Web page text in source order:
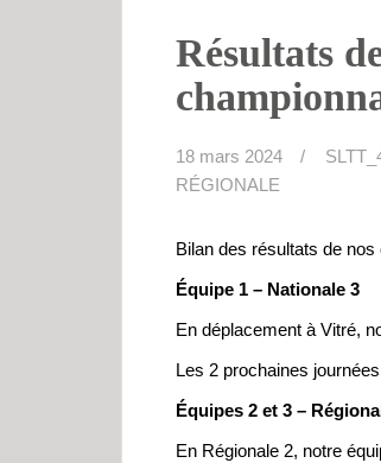
Résultats
18 mars 2024
RÉGIONALE
Bilan des résultats de
Équipe 1 – Nationale 3
En déplacement à Vitré,
Les 2 prochaines
Équipes 2 et 3 –
En Régionale 2, notre